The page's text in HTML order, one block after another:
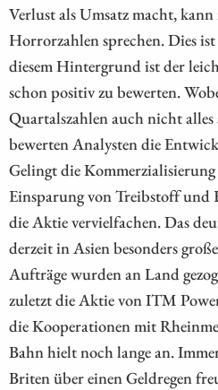
Verlust als Umsatz macht,
Horrorzahlen sprechen. Dies
diesem Hintergrund ist der
schon positiv zu bewerten.
Quartalszahlen auch nicht
bewerten Analysten die
Gelingt die
Einsparung von Treibstoff und
die Aktie vervielfachen. Das
derzeit in Asien besonders
Aufträge wurden an Land
zuletzt die Aktie von ITM
die Kooperationen mit
Bahn hielt noch lange an.
Briten über einen Geldregen